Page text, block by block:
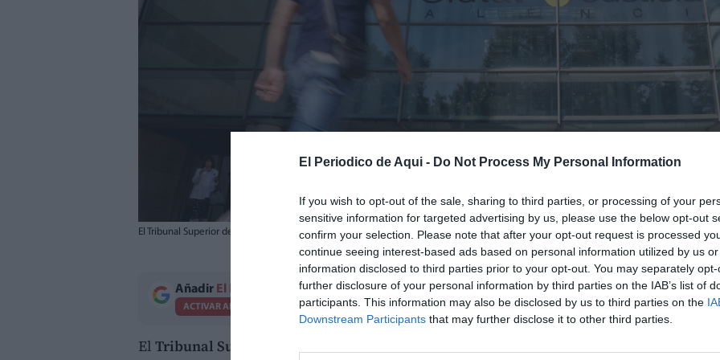
El Periodico de Aqui - Do Not Process My Personal Information
If you wish to opt-out of the sale, sharing to third parties, or processing of your
sensitive information for targeted advertising by us, please use the below opt-out
confirm your selection. Please note that after your opt-out request is processed
continue seeing interest-based ads based on personal information utilized by us
information disclosed to third parties prior to your opt-out. You may separately
further disclosure of your personal information by third parties on the IAB’s list of
participants. This information may also be disclosed by us to third parties on the
Downstream Participants that may further disclose it to other third parties.
El Tribunal Superior de Justicia de la Comunitat Valenciana ha confirmado la condena de siete años de prisión impuesta por la
Añadir El Periodico de Aquícomo fuente preferida de Google de forma gratuita.
ACTIVAR AHORA
El Tribunal Superior de Justicia de la Comunitat Valenciana